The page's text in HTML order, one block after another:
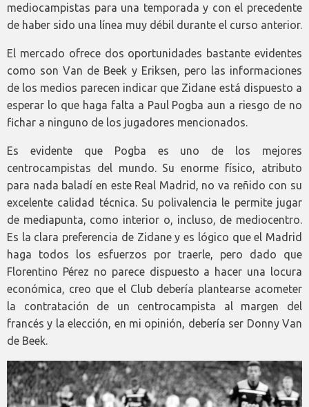
mediocampistas para una temporada y con el precedente
de haber sido una línea muy débil durante el curso anterior.
El mercado ofrece dos oportunidades bastante evidentes
como son Van de Beek y Eriksen, pero las informaciones
de los medios parecen indicar que Zidane está dispuesto a
esperar lo que haga falta a Paul Pogba aun a riesgo de no
fichar a ninguno de los jugadores mencionados.
Es evidente que Pogba es uno de los mejores
centrocampistas del mundo. Su enorme físico, atributo
para nada baladí en este Real Madrid, no va reñido con su
excelente calidad técnica. Su polivalencia le permite jugar
de mediapunta, como interior o, incluso, de mediocentro.
Es la clara preferencia de Zidane y es lógico que el Madrid
haga todos los esfuerzos por traerle, pero dado que
Florentino Pérez no parece dispuesto a hacer una locura
económica, creo que el Club debería plantearse acometer
la contratación de un centrocampista al margen del
francés y la elección, en mi opinión, debería ser Donny Van
de Beek.